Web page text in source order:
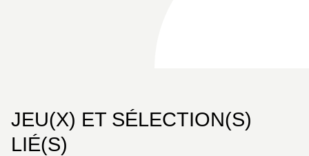
JEU(X) ET SÉLECTION(S)
LIÉ(S)